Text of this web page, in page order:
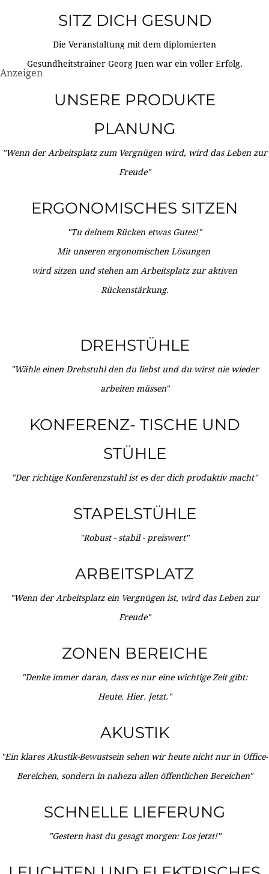
SITZ DICH GESUND
Die Veranstaltung mit dem diplomierten
Gesundheitstrainer Georg Juen war ein voller Erfolg.
Anzeigen
UNSERE PRODUKTE
PLANUNG
"Wenn der Arbeitsplatz zum Vergnügen wird, wird das Leben zur
Freude"
ERGONOMISCHES SITZEN
"Tu deinem Rücken etwas Gutes!"
Mit unseren ergonomischen Lösungen
wird sitzen und stehen am Arbeitsplatz zur aktiven
Rückenstärkung.
DREHSTÜHLE
"Wähle einen Drehstuhl den du liebst und du wirst nie wieder
arbeiten müssen"
KONFERENZ- TISCHE UND
STÜHLE
"Der richtige Konferenzstuhl ist es der dich produktiv macht"
STAPELSTÜHLE
"Robust - stabil - preiswert"
ARBEITSPLATZ
"Wenn der Arbeitsplatz ein Vergnügen ist, wird das Leben zur
Freude"
ZONEN BEREICHE
"Denke immer daran, dass es nur eine wichtige Zeit gibt:
Heute. Hier. Jetzt."
AKUSTIK
"Ein klares Akustik-Bewustsein sehen wir heute nicht nur in Office-
Bereichen, sondern in nahezu allen öffentlichen Bereichen"
SCHNELLE LIEFERUNG
"Gestern hast du gesagt morgen: Los jetzt!"